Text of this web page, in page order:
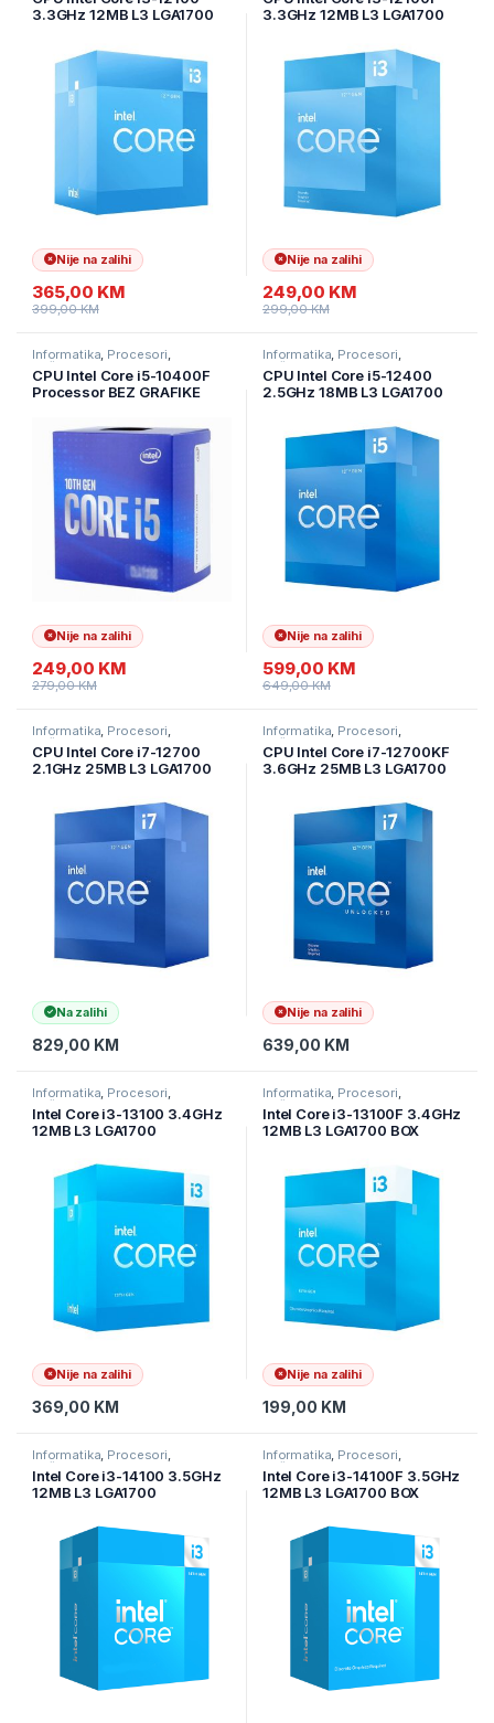
3.3GHz 12MB L3 LGA1700
Nije na zalihi
365,00 KM
399,00KM
3.3GHz 12MB L3 LGA1700
Nije na zalihi
249,00 KM
299,00KM
Informatika Procesori
Računarske Komponente
CPU Intel Core i5-10400F
Processor BEZ GRAFIKE
Nije na zalihi
249,00 KM
279,00KM
Informatika Procesori
Računarske Komponente
CPU Intel Core i5-12400
2.5GHz 18MB L3 LGA1700
Nije na zalihi
599,00 KM
649,00KM
Informatika, Procesori,
Računarske Komponente
CPU Intel Core i7-12700
2.1GHz 25MB L3 LGA1700
Na zalihi
829,00 KM
Informatika, Procesori,
Računarske Komponente
CPU Intel Core i7-12700KF
3.6GHz 25MB L3 LGA1700
hladnjaka,bez grafike
Nije na zalihi
639,00 KM
Informatika, Procesori,
Računarske Komponente
Intel Core i3-13100 3.4GHz
12MB L3 LGA1700
Nije na zalihi
369,00 KM
Informatika, Procesori,
Računarske Komponente
Intel Core i3-13100F 3.4GHz
12MB L3 LGA1700 BOX
Nije na zalihi
199,00 KM
Informatika, Procesori,
Računarske Komponente
Intel Core i3-14100 3.5GHz
12MB L3 LGA1700
Informatika, Procesori,
Računarske Komponente
Intel Core i3-14100F 3.5GHz
12MB L3 LGA1700 BOX